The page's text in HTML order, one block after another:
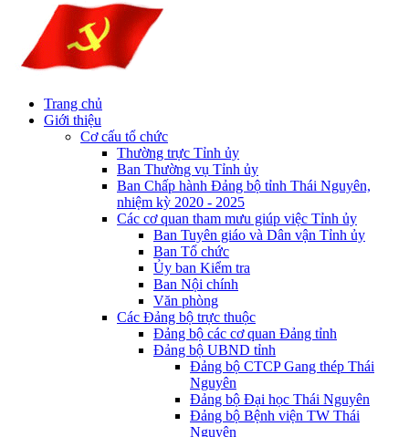
Trang chủ
Giới thiệu
Cơ cấu tổ chức
Thường trực Tỉnh ủy
Ban Thường vụ Tỉnh ủy
Ban Chấp hành Đảng bộ tỉnh Thái Nguyên,
nhiệm kỳ 2020 - 2025
Các cơ quan tham mưu giúp việc Tỉnh ủy
Ban Tuyên giáo và Dân vận Tỉnh ủy
Ban Tổ chức
Ủy ban Kiểm tra
Ban Nội chính
Văn phòng
Các Đảng bộ trực thuộc
Đảng bộ các cơ quan Đảng tỉnh
Đảng bộ UBND tỉnh
Đảng bộ CTCP Gang thép Thái
Nguyên
Đảng bộ Đại học Thái Nguyên
Đảng bộ Bệnh viện TW Thái
Nguyên